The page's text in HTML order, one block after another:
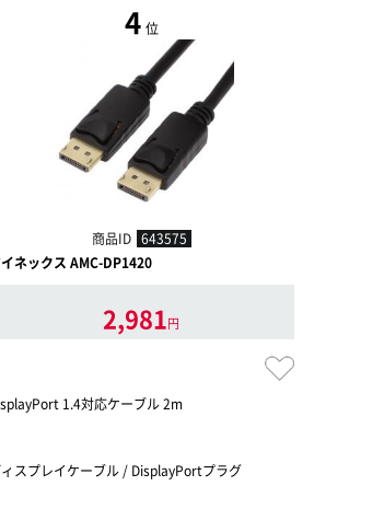
4 位
商品ID 643575
ネックス AMC-DP1420
2,981円
1.4対応ケーブル 2m
スプレイケーブル / DisplayPortプラグ